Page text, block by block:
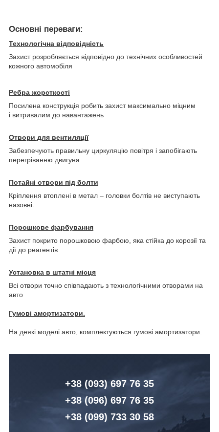
Основні переваги:
Технологічна відповідність
Захист розробляється відповідно до технічних особливостей
кожного автомобіля
Ребра жорсткості
Посилена конструкція робить захист максимально міцним
і витривалим до навантажень
Отвори для вентиляції
Забезпечують правильну циркуляцію повітря і запобігають
перегріванню двигуна
Потайні отвори під болти
Кріплення втоплені в метал – головки болтів не виступають
назовні.
Порошкове фарбування
Захист покрито порошковою фарбою, яка стійка до корозії та
дії до реагентів
Установка в штатні місця
Всі отвори точно співпадають з технологічними отворами на
авто
Гумові амортизатори.
На деякі моделі авто, комплектуються гумові амортизатори.
+38 (093) 697 76 35
+38 (096) 697 76 35
+38 (099) 733 30 58